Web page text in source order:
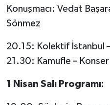
Konuşmacı: Vedat
Sönmez
20.15: Kolektif İstanbul
21.30: Kamufle – Konser
1 Nisan Salı Programı: